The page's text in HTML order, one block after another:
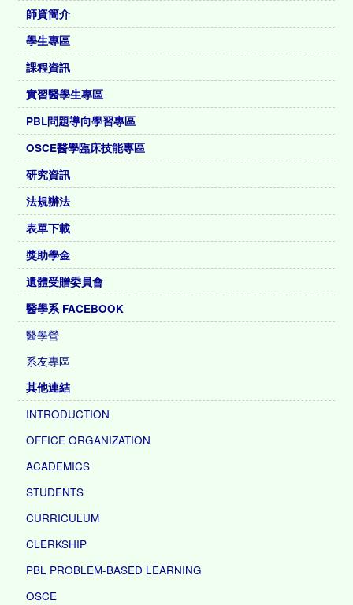
師資簡介
學生專區
課程資訊
實習醫學生專區
PBL問題導向學習專區
OSCE醫學臨床技能專區
研究資訊
法規辦法
表單下載
獎助學金
遺體受贈委員會
醫學系 FACEBOOK
醫學營
系友專區
其他連結
INTRODUCTION
OFFICE ORGANIZATION
ACADEMICS
STUDENTS
CURRICULUM
CLERKSHIP
PBL PROBLEM-BASED LEARNING
OSCE